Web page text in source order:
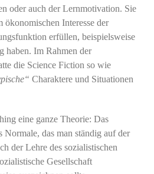
oder auch der Lernmotivation. Sie
Interesse der
erfüllen, beispielsweise
haben. Im Rahmen der
die Science Fiction so wie
Charaktere und Situationen
hing eine ganze Theorie: Das
Normale, das man ständig auf der
der Lehre des sozialistischen
Gesellschaft